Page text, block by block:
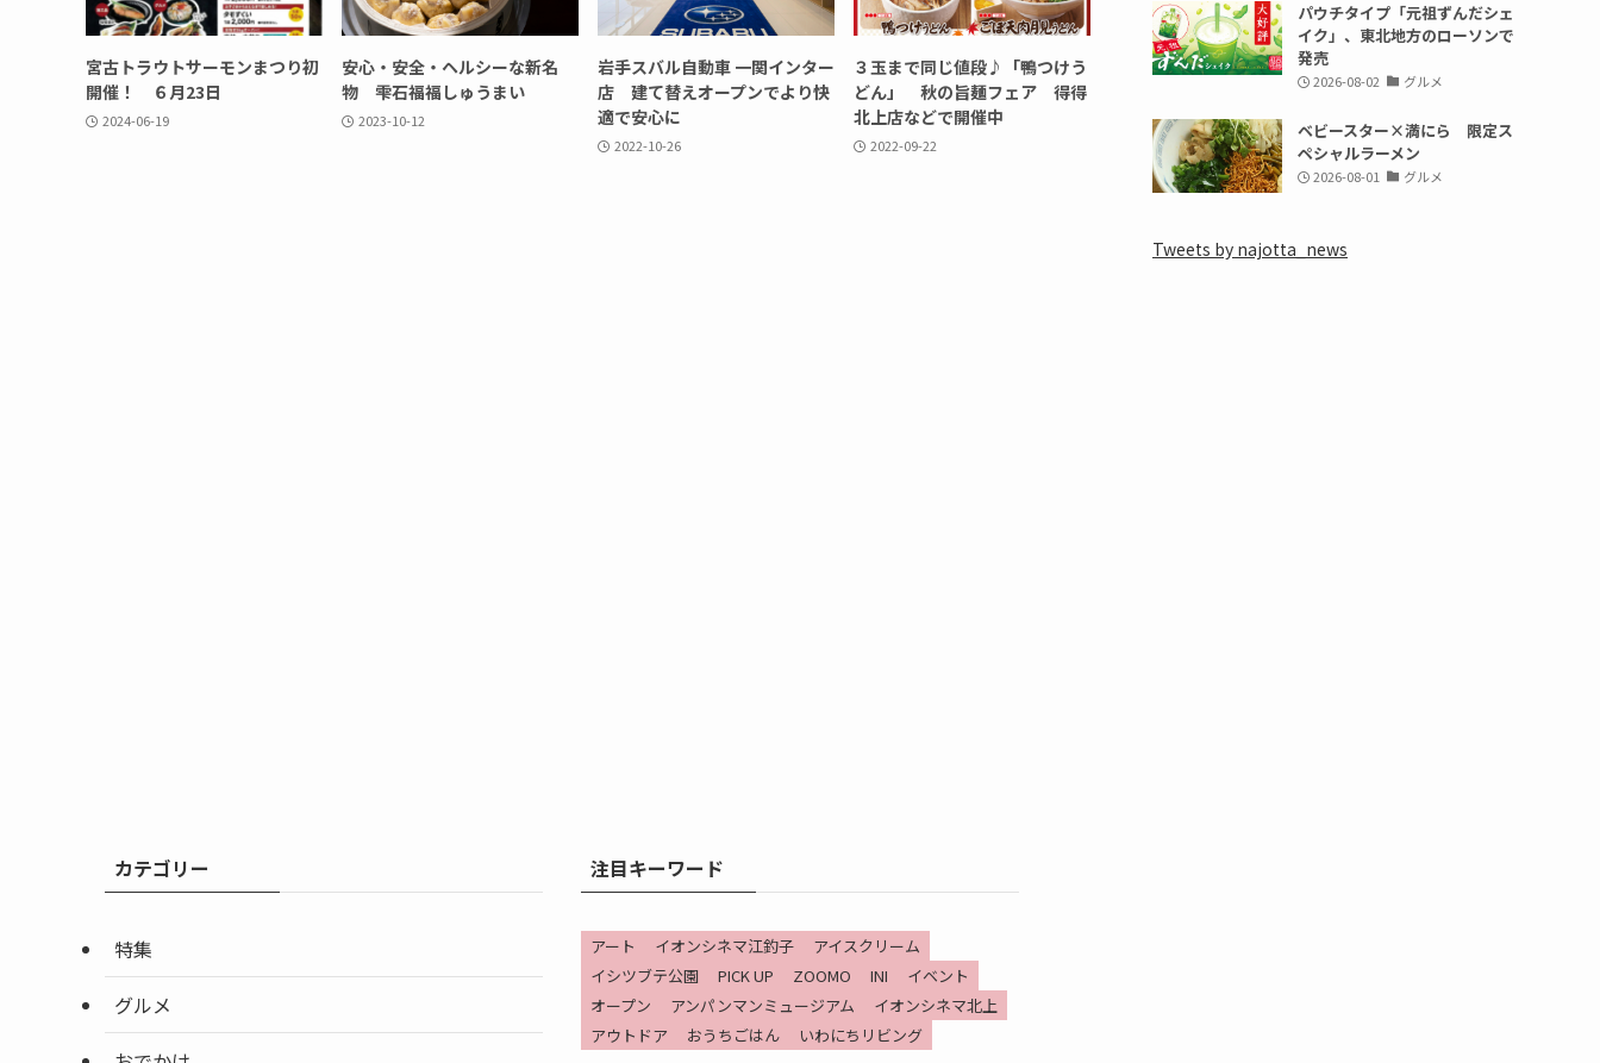
宮古トラウトサーモンまつり初
開催！ ６月23日
2024-06-19
安心・安全・ヘルシーな新名
物 雫石福福しゅうまい
2023-10-12
岩手スバル自動車 一関インター
店 建て替えオープンでより快
適で安心に
2022-10-26
３玉まで同じ値段♪「鴨つけう
どん」 秋の旨麺フェア 得得
北上店などで開催中
2022-09-22
パウチタイプ「元祖ずんだシェ
イク」、東北地方のローソンで
発売
2026-08-02 グルメ
ベビースター×満にら 限定ス
ペシャルラーメン
2026-08-01 グルメ
Tweets by najotta_news
カテゴリー
特集
グルメ
注目キーワード
アート イオンシネマ江釣子
アイスクリーム
イシツブテ公園
PICK UP ZOOMO INI
イベント
オープン
アンパンマンミュージアム
イオンシネマ北上
アウトドア
おうちごはん いわにちリビング